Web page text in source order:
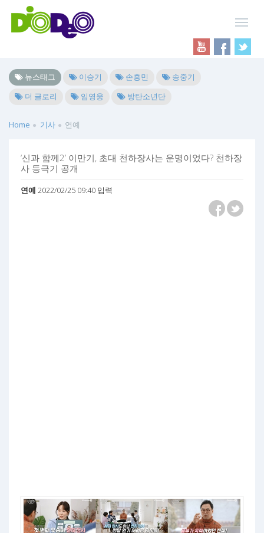
뉴스태그 이승기 손흥민
송중기
더 글로리
임영웅 방탄소년단
Home 기사 연예
‘신과 함께2’ 이만기, 초대 천하장사는 운명이었다? 천하장
사 등극기 공개
연예 2022/02/25 09:40 입력